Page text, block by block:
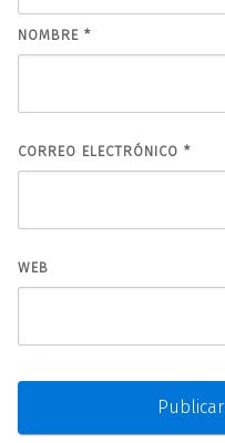
NOMBRE *
CORREO ELECTRÓNICO *
WEB